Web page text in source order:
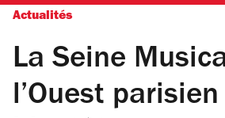
Actualités
La Seine
l’Ouest